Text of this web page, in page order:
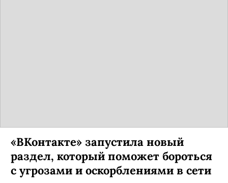
«ВКонтакте» запустила новый
раздел, который поможет бороться
с угрозами и оскорблениями в сети